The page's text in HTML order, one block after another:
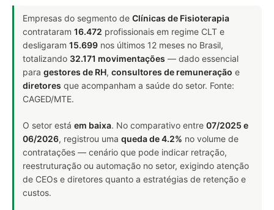
Empresas do segmento de Clínicas de Fisioterapia
contrataram 16.472 profissionais em regime CLT e
desligaram 15.699 nos últimos 12 meses no Brasil,
totalizando 32.171 movimentações — dado essencial
para gestores de RH, consultores de remuneração e
diretores que acompanham a saúde do setor. Fonte:
CAGED/MTE.
O setor está em baixa. No comparativo entre 07/2025 e
06/2026, registrou uma queda de 4.2% no volume de
contratações — cenário que pode indicar retração,
reestruturação ou automação no setor, exigindo atenção
de CEOs e diretores quanto a estratégias de retenção e
custos.